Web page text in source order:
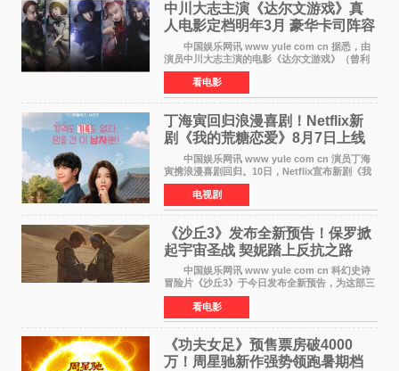
中川大志主演《达尔文游戏》真
人电影定档明年3月 豪华卡司阵容
公开
中国娱乐网讯 www yule com cn 据悉，由
演员中川大志主演的电影《达尔文游戏》（曾利
文彦执导）将于明年3月12日上映，该消息于7月9
日公布。 本片为累计发行量突破1000万册的
同名漫画的真
看电影
丁海寅回归浪漫喜剧！Netflix新
剧《我的荒糖恋爱》8月7日上线
中国娱乐网讯 www yule com cn 演员丁海
寅携浪漫喜剧回归。10日，Netflix宣布新剧《我
的荒糖恋爱》将于下月7日上线。 《我的荒糖
恋爱》是一部浪漫喜剧，讲述患上失忆症的检察
官高恩彩与
电视剧
《沙丘3》发布全新预告！保罗掀
起宇宙圣战 契妮踏上反抗之路
中国娱乐网讯 www yule com cn 科幻史诗
冒险片《沙丘3》于今日发布全新预告，为这部三
部曲最终章揭开神秘面纱。预告中展现了17年过
去后，保罗·厄崔迪以穆阿迪布之名登基称帝，发
动了一场
看电影
《功夫女足》预售票房破4000
万！周星驰新作强势领跑暑期档